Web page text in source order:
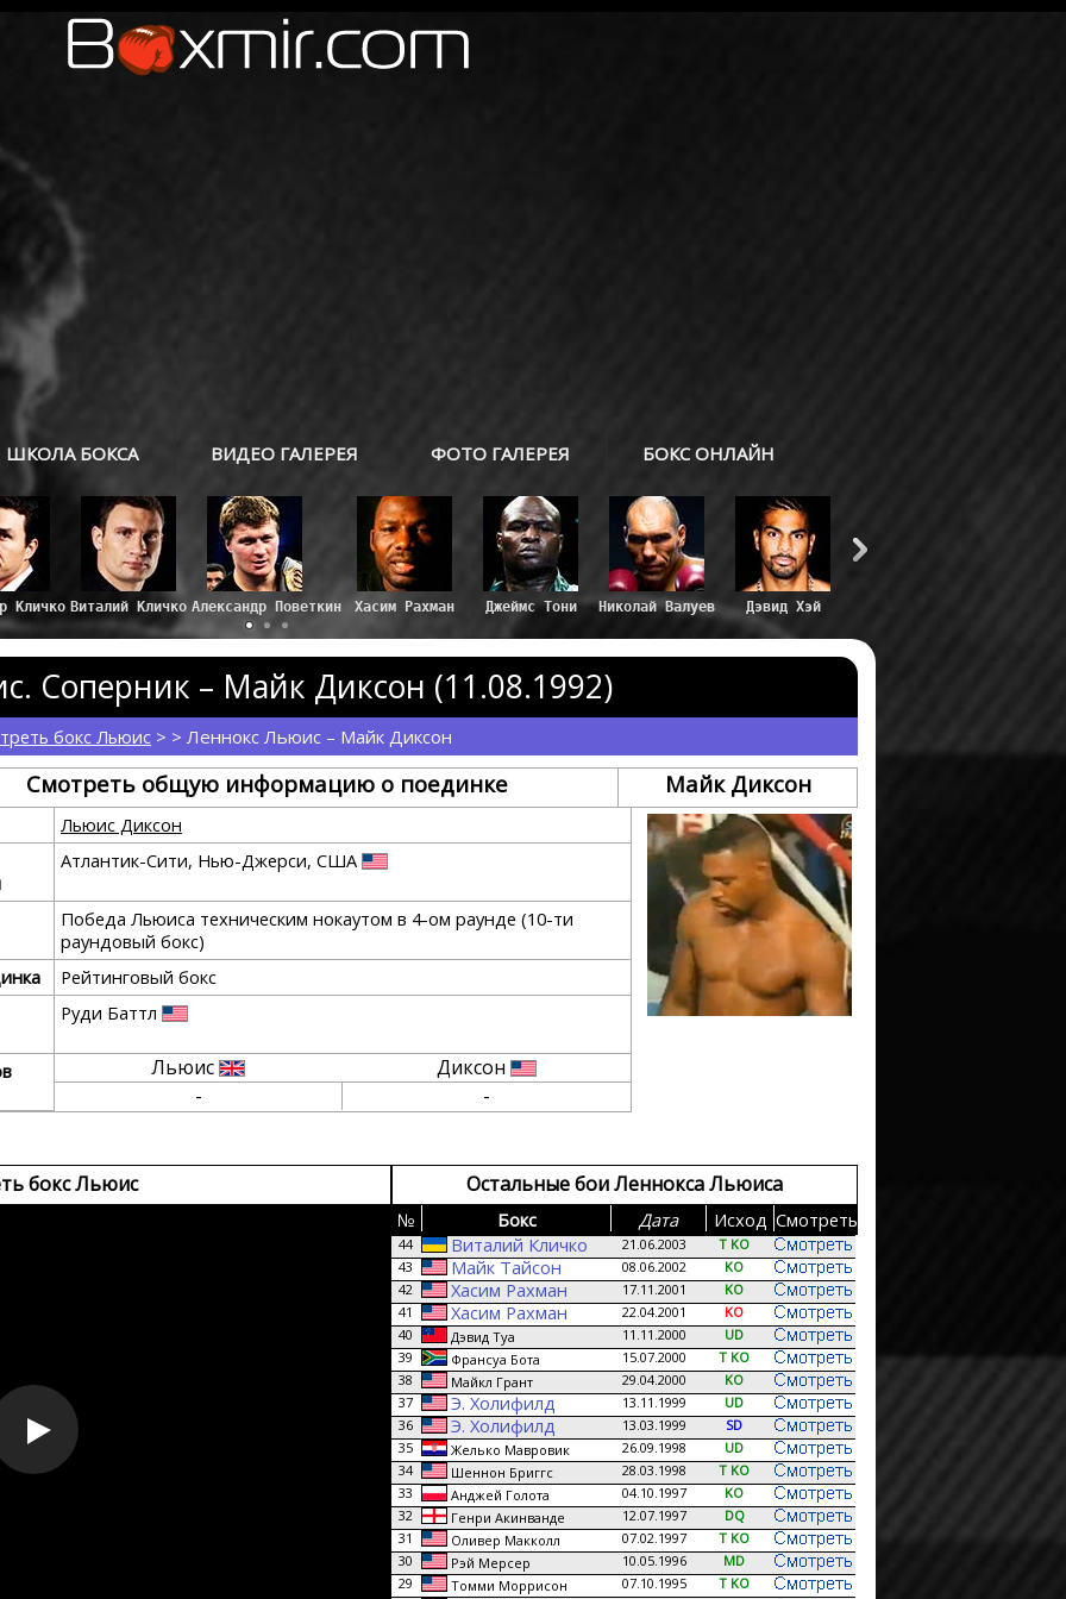
ШКОЛА БОКСА ВИДЕО ГАЛЕРЕЯ ФОТО ГАЛЕРЕЯ БОКС ОНЛАЙН
Кличко
Виталий Кличко Александр Поветкин Хасим Рахман Джеймс Тони Николай Валуев Дэвид Хэй
Соперник – Майк Диксон (11.08.1992)
бокс Льюис > > Леннокс Льюис – Майк Диксон
Смотреть общую информацию о поединке Майк Диксон
Льюис Диксон
Атлантик-Сити, Нью-Джерси, США
Победа Льюиса техническим нокаутом в 4-ом раунде (10-ти
раундовый бокс)
Рейтинговый бокс
Руди Баттл
Льюис
Диксон
-
-
бокс Льюис Остальные бои Леннокса Льюиса
№ Бокс Дата Исход Смотреть
44 Виталий Кличко 21.06.2003
T KO
43
Майк Тайсон 08.06.2002
KO
42
Хасим Рахман 17.11.2001
KO
41
Хасим Рахман 22.04.2001
KO
40
Дэвид Туа 11.11.2000
UD
39
Франсуа Бота 15.07.2000
T KO
38
Майкл Грант 29.04.2000
KO
37
Э. Холифилд 13.11.1999
UD
36
Э. Холифилд 13.03.1999
SD
35
Желько Мавровик 26.09.1998
UD
34
Шеннон Бриггс 28.03.1998
T KO
33
Анджей Голота 04.10.1997
KO
32
Генри Акинванде 12.07.1997
DQ
31
Оливер Макколл 07.02.1997
T KO
30
Рэй Мерсер 10.05.1996
MD
29
Томми Моррисон 07.10.1995
T KO